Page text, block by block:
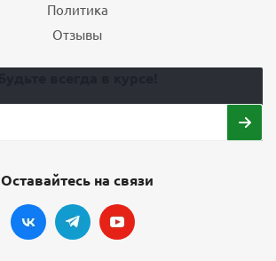
Политика
Отзывы
Оставайтесь на связи